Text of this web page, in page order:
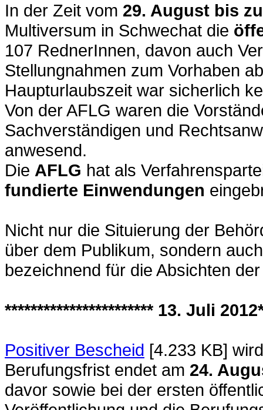
In der Zeit vom 29. August bis
Multiversum in Schwechat die
107 RednerInnen, davon auch
Stellungnahmen zum Vorhaben
Haupturlaubszeit war sicherlich
Von der AFLG waren die
Sachverständigen und
anwesend.
Die AFLG hat als
fundierte Einwendungen
Nicht nur die Situierung der
über dem Publikum, sondern
bezeichnend für die Absichten
*********************** 13. Juli
Positiver Bescheid [4.233 KB] wird
Berufungsfrist endet am 24.
davor sowie bei der ersten